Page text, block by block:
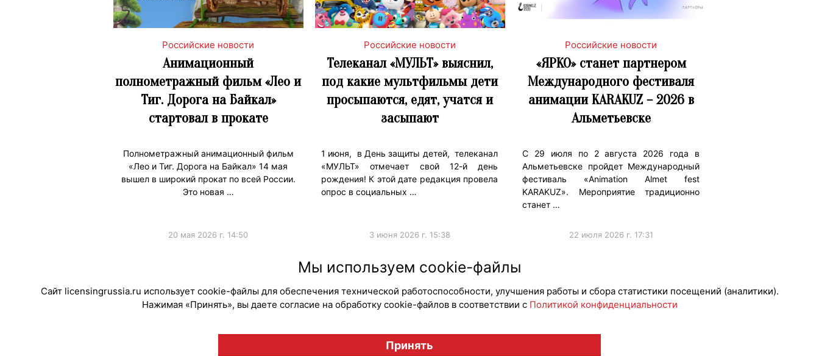
Российские новости
Анимационный
полнометражный фильм «Лео и
Тиг. Дорога на Байкал»
стартовал в прокате
Полнометражный анимационный фильм
«Лео и Тиг. Дорога на Байкал» 14 мая
вышел в широкий прокат по всей России.
Это новая …
20 мая 2026 г. 14:50
Российские новости
Телеканал «МУЛЬТ» выяснил,
под какие мультфильмы дети
просыпаются, едят, учатся и
засыпают
1 июня, в День защиты детей, телеканал
«МУЛЬТ» отмечает свой 12-й день
рождения! К этой дате редакция провела
опрос в социальных …
3 июня 2026 г. 15:38
Российские новости
«ЯРКО» станет партнером
Международного фестиваля
анимации KARAKUZ – 2026 в
Альметьевске
С 29 июля по 2 августа 2026 года в
Альметьевске пройдет Международный
фестиваль «Animation Almet fest
KARAKUZ». Мероприятие традиционно
станет …
22 июля 2026 г. 17:31
© "Вестник лицензионного рынка", licensingrussia.ru, 2009-2026 12+
Мы используем cookie-файлы
Сайт licensingrussia.ru использует cookie-файлы для обеспечения технической работоспособности, улучшения работы и сбора статистики посещений (аналитики).
Нажимая «Принять», вы даете согласие на обработку cookie-файлов в соответствии с Политикой конфиденциальности
Принять